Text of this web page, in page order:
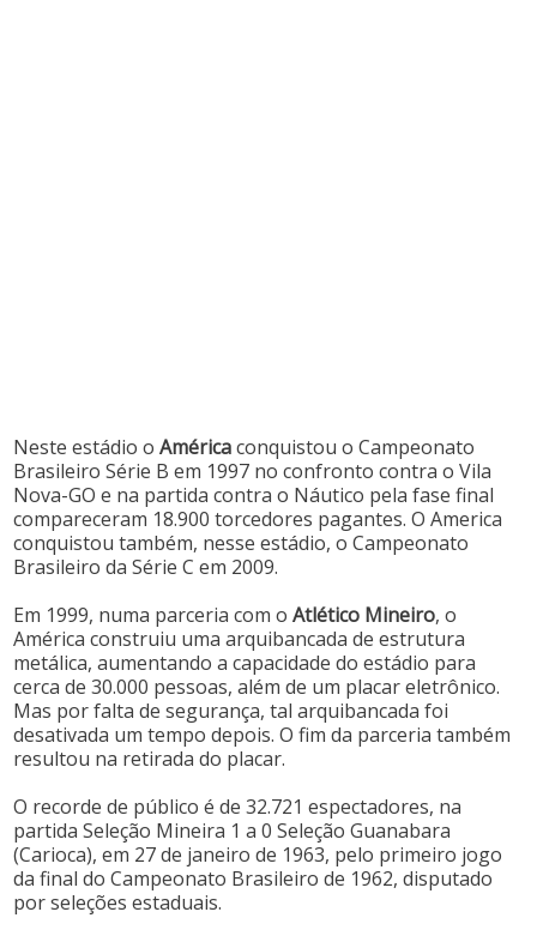
Neste estádio oAméricaconquistou o Campeonato
Brasileiro Série B em 1997 no confronto contra o Vila
Nova-GO e na partida contra o Náutico pela fase final
compareceram 18.900 torcedores pagantes. O America
conquistou também, nesse estádio, o Campeonato
Brasileiro da Série C em 2009.
Em 1999, numa parceria com o Atlético Mineiro, o
América construiu uma arquibancada de estrutura
metálica, aumentando a capacidade do estádio para
cerca de 30.000 pessoas, além de um placar eletrônico.
Mas por falta de segurança, tal arquibancada foi
desativada um tempo depois. O fim da parceria também
resultou na retirada do placar.
O recorde de público é de 32.721 espectadores, na
partida Seleção Mineira 1 a 0 Seleção Guanabara
(Carioca), em 27 de janeiro de 1963, pelo primeiro jogo
da final do Campeonato Brasileiro de 1962, disputado
por seleções estaduais.